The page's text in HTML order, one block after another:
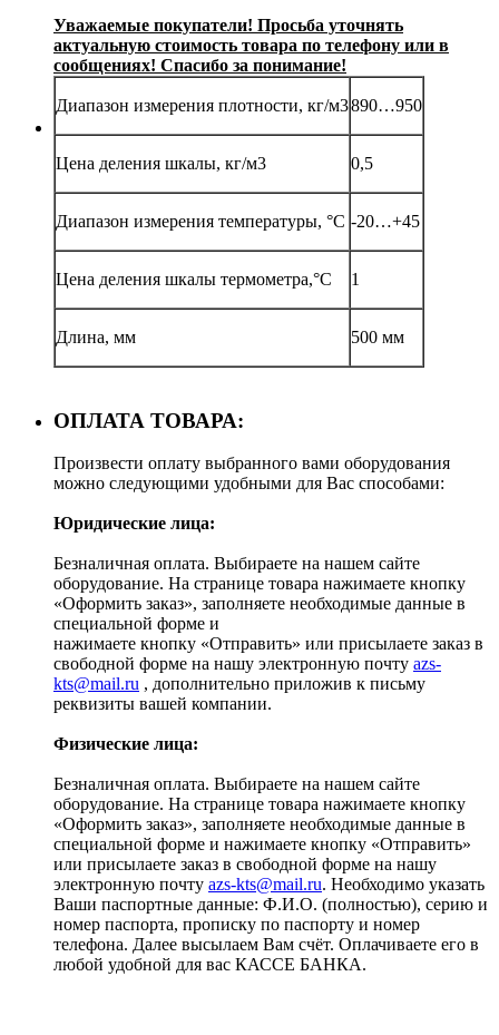
Уважаемые покупатели! Просьба уточнять
актуальную стоимость товара по телефону или в
сообщениях! Спасибо за понимание!
Диапазон измерения плотности, кг/м3890…950
Цена деления шкалы, кг/м3 0,5
Диапазон измерения температуры, °С -20…+45
Цена деления шкалы термометра,°С 1
Длина, мм 500 мм
ОПЛАТА ТОВАРА:
Произвести оплату выбранного вами оборудования
можно следующими удобными для Вас способами:
Юридические лица:
Безналичная оплата. Выбираете на нашем сайте
оборудование. На странице товара нажимаете кнопку
«Оформить заказ», заполняете необходимые данные в
специальной форме и
нажимаете кнопку «Отправить» или присылаете заказ в
свободной форме на нашу электронную почту azs-
kts@mail.ru , дополнительно приложив к письму
реквизиты вашей компании.
Физические лица:
Безналичная оплата. Выбираете на нашем сайте
оборудование. На странице товара нажимаете кнопку
«Оформить заказ», заполняете необходимые данные в
специальной форме и нажимаете кнопку «Отправить»
или присылаете заказ в свободной форме на нашу
электронную почту azs-kts@mail.ru. Необходимо указать
Ваши паспортные данные: Ф.И.О. (полностью), серию и
номер паспорта, прописку по паспорту и номер
телефона. Далее высылаем Вам счёт. Оплачиваете его в
любой удобной для вас КАССЕ БАНКА.